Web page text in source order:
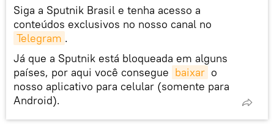
Siga a Sputnik Brasil e tenha acesso a
conteúdos exclusivos no nosso canal no
Telegram .
Já que a Sputnik está bloqueada em alguns
países, por aqui você consegue baixar o
nosso aplicativo para celular (somente para
Android).